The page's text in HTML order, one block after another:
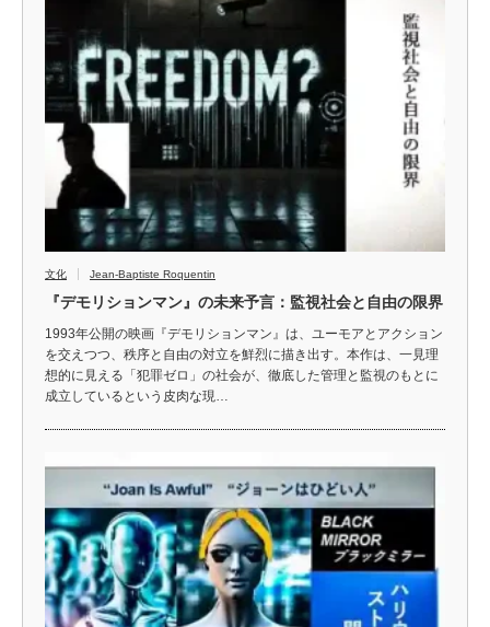
文化 Jean-Baptiste Roquentin
『デモリションマン』の未来予言：監視社会と自由の限界
1993年公開の映画『デモリションマン』は、ユーモアとアクション
を交えつつ、秩序と自由の対立を鮮烈に描き出す。本作は、一見理
想的に見える「犯罪ゼロ」の社会が、徹底した管理と監視のもとに
成立しているという皮肉な現…